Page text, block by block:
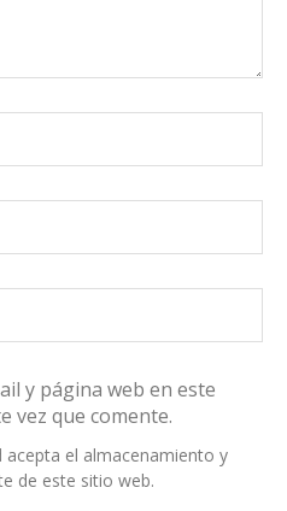
y página web en este
vez que comente.
el almacenamiento y
de este sitio web.